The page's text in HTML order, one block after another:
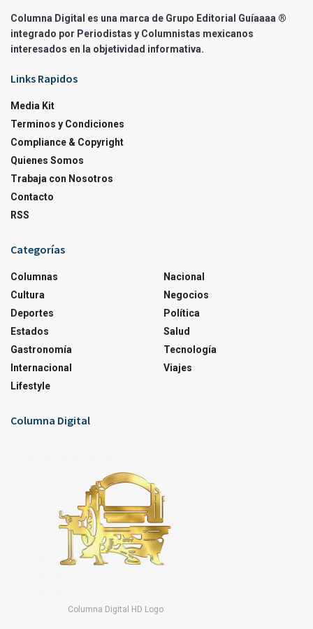
Columna Digital es una marca de Grupo Editorial Guíaaaa ®
integrado por Periodistas y Columnistas mexicanos
interesados en la objetividad informativa.
Links Rapidos
Media Kit
Terminos y Condiciones
Compliance & Copyright
Quienes Somos
Trabaja con Nosotros
Contacto
RSS
Categorías
Columnas
Cultura
Deportes
Estados
Gastronomía
Internacional
Lifestyle
Nacional
Negocios
Política
Salud
Tecnología
Viajes
Columna Digital
Columna Digital HD Logo